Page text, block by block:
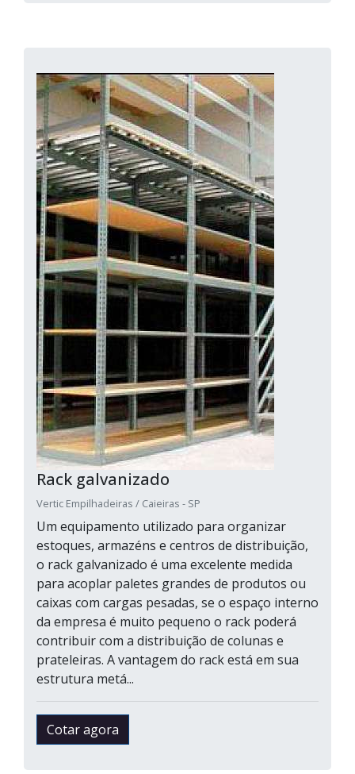
Rack galvanizado
Vertic Empilhadeiras / Caieiras - SP
Um equipamento utilizado para organizar
estoques, armazéns e centros de distribuição,
o rack galvanizado é uma excelente medida
para acoplar paletes grandes de produtos ou
caixas com cargas pesadas, se o espaço interno
da empresa é muito pequeno o rack poderá
contribuir com a distribuição de colunas e
prateleiras. A vantagem do rack está em sua
estrutura metá...
Cotar agora